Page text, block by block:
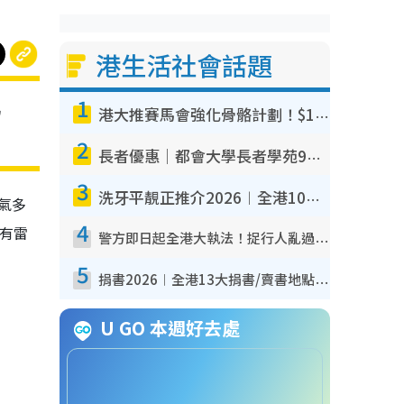
多
雷
港生活社會話題
1 港大推賽馬會強化骨骼計劃！$100骨質密度X光檢查 完成免費運動訓練送超市禮券！附參加資格
2 長者優惠｜都會大學長者學苑9月免費課程！多媒體/微電影創作/網絡安全 附報名方法教學
3 洗牙平靚正推介2026︱全港10大牙科診所/醫院懶人包 夜診至8點/鎮靜潔牙/醫療券適用
4 警方即日起全港大執法！捉行人亂過馬路+司機不專注駕駛！亂過馬路罰$2000
5 捐書2026︱全港13大捐書/賣書地點懶人包 二手課本最高$150＋舊書換免費咖啡/戲票
U GO 本週好去處